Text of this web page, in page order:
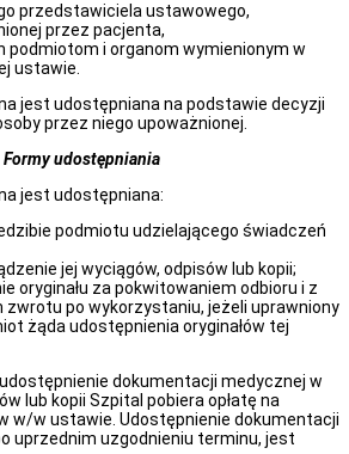
przedstawiciela ustawowego,
przez pacjenta,
podmiotom i organom wymienionym w
ustawie.
jest udostępniana na podstawie decyzji
przez niego upoważnionej.
Formy udostępniania
jest udostępniana:
podmiotu udzielającego świadczeń
jej wyciągów, odpisów lub kopii;
oryginału za pokwitowaniem odbioru i z
po wykorzystaniu, jeżeli uprawniony
żąda udostępnienia oryginałów tej
dokumentacji medycznej w
lub kopii Szpital pobiera opłatę na
w/w ustawie. Udostępnienie dokumentacji
uprzednim uzgodnieniu terminu, jest